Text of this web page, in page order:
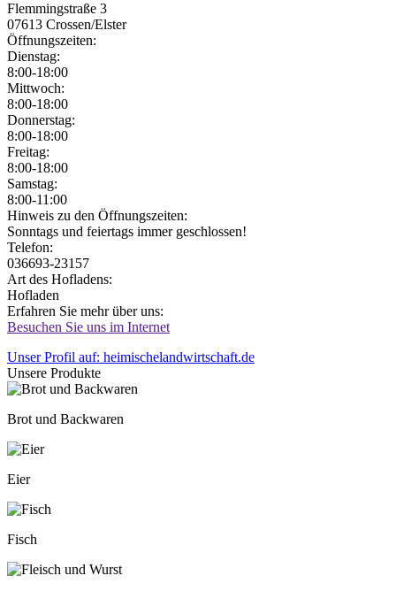
Flemmingstraße 3
07613 Crossen/Elster
Öffnungszeiten:
Dienstag:
8:00-18:00
Mittwoch:
8:00-18:00
Donnerstag:
8:00-18:00
Freitag:
8:00-18:00
Samstag:
8:00-11:00
Jetzt geöffnet!
Jetzt geschlossen!
Hinweis zu den Öffnungszeiten:
Sonntags und feiertags immer geschlossen!
Telefon:
036693-23157
Art des Hofladens:
Hofladen
Erfahren Sie mehr über uns:
Besuchen Sie uns im Internet
Unser Profil auf: heimischelandwirtschaft.de
Unsere Produkte
Brot und Backwaren
Eier
Fisch